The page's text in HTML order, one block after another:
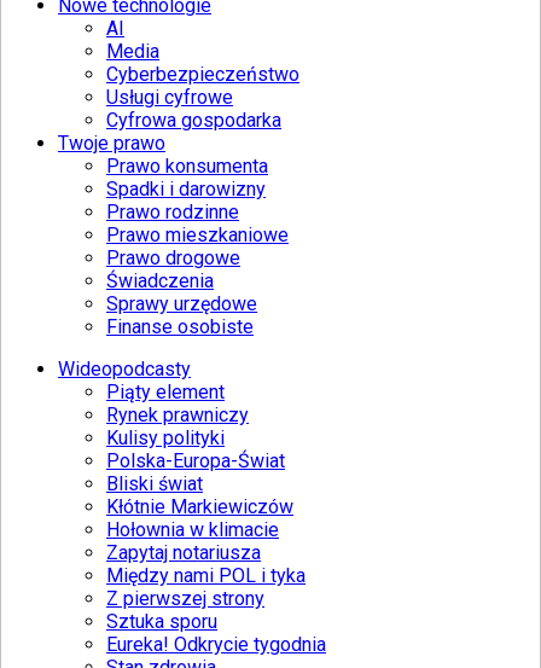
Nowe technologie
AI
Media
Cyberbezpieczeństwo
Usługi cyfrowe
Cyfrowa gospodarka
Twoje prawo
Prawo konsumenta
Spadki i darowizny
Prawo rodzinne
Prawo mieszkaniowe
Prawo drogowe
Świadczenia
Sprawy urzędowe
Finanse osobiste
Wideopodcasty
Piąty element
Rynek prawniczy
Kulisy polityki
Polska-Europa-Świat
Bliski świat
Kłótnie Markiewiczów
Hołownia w klimacie
Zapytaj notariusza
Między nami POL i tyka
Z pierwszej strony
Sztuka sporu
Eureka! Odkrycie tygodnia